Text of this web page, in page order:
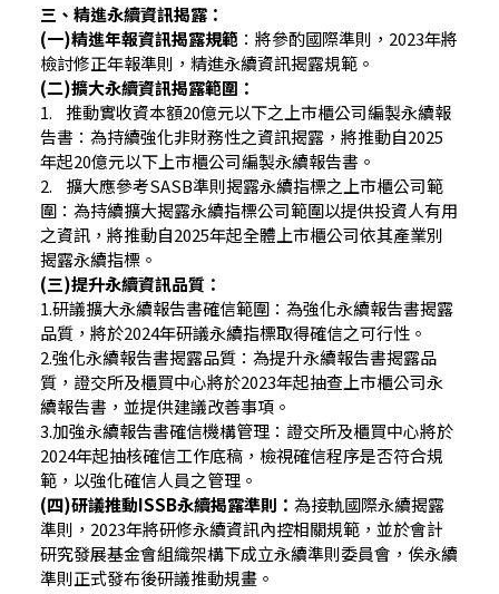
三、精進永續資訊揭露：
(一)精進年報資訊揭露規範：將參酌國際準則，2023年將
檢討修正年報準則，精進永續資訊揭露規範。
(二)擴大永續資訊揭露範圍：
1. 推動實收資本額20億元以下之上市櫃公司編製永續報
告書：為持續強化非財務性之資訊揭露，將推動自2025
年起20億元以下上市櫃公司編製永續報告書。
2. 擴大應參考SASB準則揭露永續指標之上市櫃公司範
圍：為持續擴大揭露永續指標公司範圍以提供投資人有用
之資訊，將推動自2025年起全體上市櫃公司依其產業別
揭露永續指標。
(三)提升永續資訊品質：
1.研議擴大永續報告書確信範圍：為強化永續報告書揭露
品質，將於2024年研議永續指標取得確信之可行性。
2.強化永續報告書揭露品質：為提升永續報告書揭露品
質，證交所及櫃買中心將於2023年起抽查上市櫃公司永
續報告書，並提供建議改善事項。
3.加強永續報告書確信機構管理：證交所及櫃買中心將於
2024年起抽核確信工作底稿，檢視確信程序是否符合規
範，以強化確信人員之管理。
(四)研議推動ISSB永續揭露準則： 為接軌國際永續揭露
準則，2023年將研修永續資訊內控相關規範，並於會計
研究發展基金會組織架構下成立永續準則委員會，俟永續
準則正式發布後研議推動規畫。